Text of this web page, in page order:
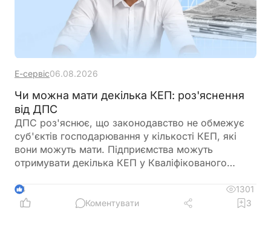
Е-сервіс06.08.2026
Чи можна мати декілька КЕП: роз'яснення
від ДПС
ДПС роз'яснює, що законодавство не обмежує
суб'єктів господарювання у кількості КЕП, які
вони можуть мати. Підприємства можуть
отримувати декілька КЕП у Кваліфікованого
України
4
1301
Коментувати
3